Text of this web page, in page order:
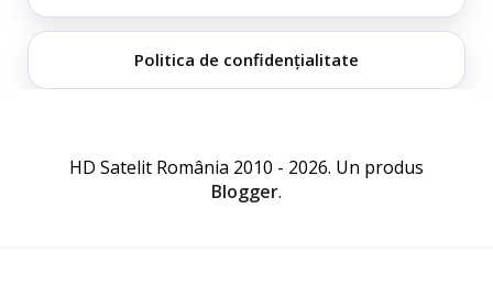
Politica de confidențialitate
HD Satelit România 2010 - 2026. Un produs
Blogger.